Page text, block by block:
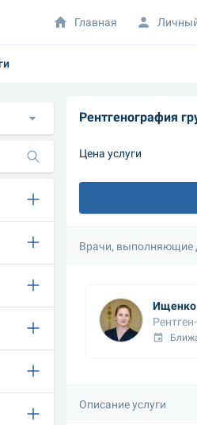
Рентгенография
Цена услуги
Врачи, выполняющие
Ищенко
Описание услуги
Главная